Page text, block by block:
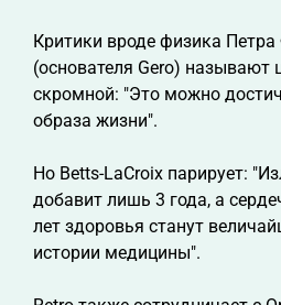
Критики вроде физика
(основателя Gero) называют
скромной: "Это можно
образа жизни".
Но Betts-LaCroix парирует:
добавит лишь 3 года, а
лет здоровья станут
истории медицины".